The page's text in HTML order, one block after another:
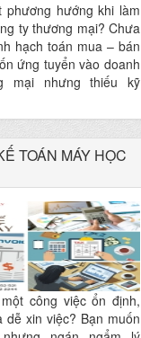
phương hướng khi làm
ty thương mại? Chưa
hạch toán mua – bán
ứng tuyển vào doanh
mại nhưng thiếu kỹ
bản đến nâng cao
mại? KHÓA HỌC
NGHIỆP THƯƠNG
Tin học – Kế toán
chọn dành cho bạn!
TOÁN MÁY HỌC
công việc ổn định,
dễ xin việc? Bạn muốn